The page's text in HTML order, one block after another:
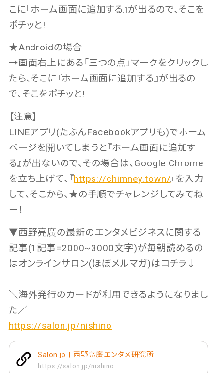
こに『ホーム画面に追加する』が出るので、そこを
ポチッと!
★Androidの場合
→画面右上にある「三つの点」マークをクリックし
たら、そこに『ホーム画面に追加する』が出るの
で、そこをポチッと!
【注意】
LINEアプリ(たぶんFacebookアプリも)でホーム
ページを開いてしまうと『ホーム画面に追加す
る』が出ないので、その場合は、Google Chrome
を立ち上げて、『https://chimney.town/』を入力
して、そこから、★の手順でチャレンジしてみてね
ー！
▼西野亮廣の最新のエンタメビジネスに関する
記事(1記事=2000~3000文字)が毎朝読めるの
はオンラインサロン(ほぼメルマガ)はコチラ↓
＼海外発行のカードが利用できるようになりまし
た／
https://salon.jp/nishino
Salon.jp | 西野亮廣エンタメ研究所
https://salon.jp/nishino